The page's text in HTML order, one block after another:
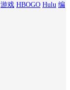
游戏 HBOGO Hulu 编